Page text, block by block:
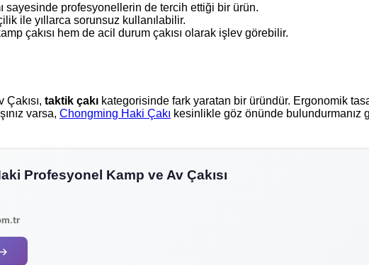
sayesinde profesyonellerin de tercih ettiği bir ürün.
ile yıllarca sorunsuz kullanılabilir.
çakısı hem de acil durum çakısı olarak işlev görebilir.
taktik çakı kategorisinde fark yaratan bir üründür. Ergonomik
varsa, Chongming Haki Çakı kesinlikle göz önünde bulundurmanız
Profesyonel Kamp ve Av Çakısı